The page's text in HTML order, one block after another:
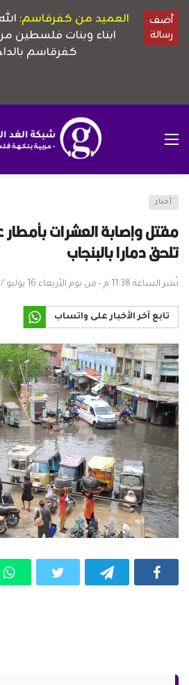
أخبار
مقتل وإصابة العشرات
تلحق دمارا بالبنجاب
نُشر الساعة 11:38 م - من يوم الأربعاء 16 يوليو / تموز 2025
تابع آخر الأخبار على واتساب